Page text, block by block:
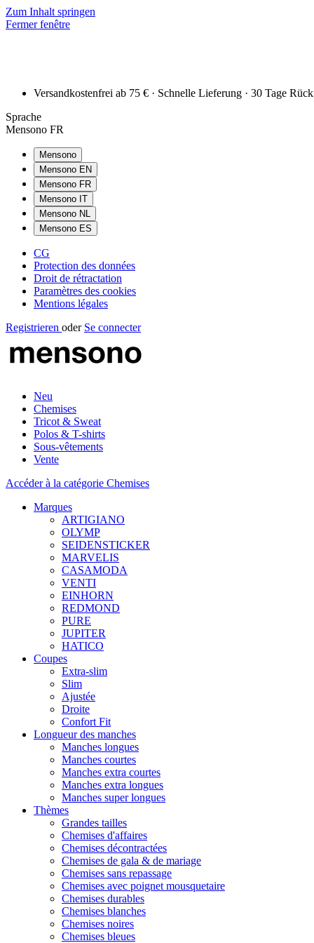
Zum Inhalt springen
Fermer fenêtre
Versandkostenfrei ab 75 € · Schnelle Lieferung · 30 Tage
Sprache
Mensono FR
Mensono
Mensono EN
Mensono FR
Mensono IT
Mensono NL
Mensono ES
CG
Protection des données
Droit de rétractation
Paramètres des cookies
Mentions légales
Registrieren oder Se connecter
Neu
Chemises
Tricot & Sweat
Polos & T-shirts
Sous-vêtements
Vente
Accéder à la catégorie Chemises
Marques
ARTIGIANO
OLYMP
SEIDENSTICKER
MARVELIS
CASAMODA
VENTI
EINHORN
REDMOND
PURE
JUPITER
HATICO
Coupes
Extra-slim
Slim
Ajustée
Droite
Confort Fit
Longueur des manches
Manches longues
Manches courtes
Manches extra courtes
Manches extra longues
Manches super longues
Thèmes
Grandes tailles
Chemises d'affaires
Chemises décontractées
Chemises de gala & de mariage
Chemises sans repassage
Chemises avec poignet mousquetaire
Chemises durables
Chemises blanches
Chemises noires
Chemises bleues